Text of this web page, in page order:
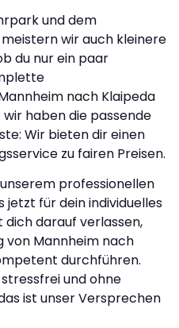
und dem
wir auch kleinere
du nur ein paar
nach Klaipeda
haben die passende
Wir bieten dir einen
zu fairen Preisen.
professionellen
jetzt für dein individuelles
dich darauf verlassen,
von Mannheim nach
durchführen.
und ohne
ist unser Versprechen